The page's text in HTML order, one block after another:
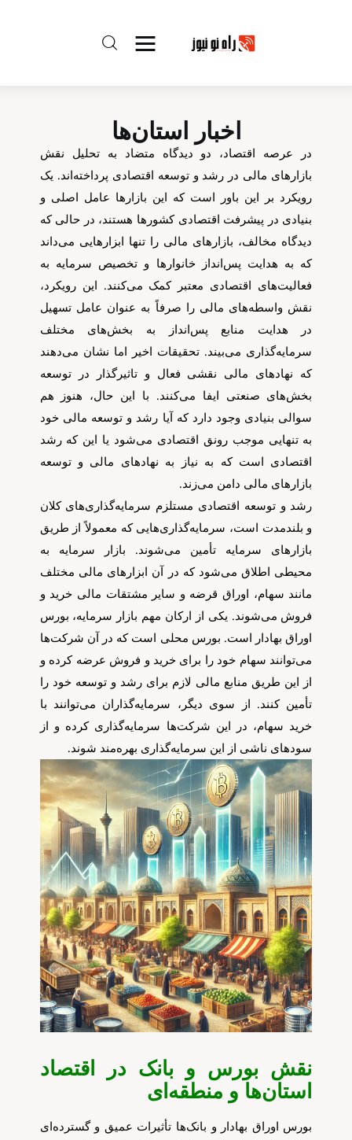
اخبار استان‌ها
در عرصه اقتصاد، دو دیدگاه متضاد به تحلیل نقش
بازارهای مالی در رشد و توسعه اقتصادی پرداخته‌اند. یک
رویکرد بر این باور است که این بازارها عامل اصلی و
بنیادی در پیشرفت اقتصادی کشورها هستند، در حالی که
دیدگاه مخالف، بازارهای مالی را تنها ابزارهایی می‌داند
که به هدایت پس‌انداز خانوارها و تخصیص سرمایه به
فعالیت‌های اقتصادی معتبر کمک می‌کنند. این رویکرد،
نقش واسطه‌های مالی را صرفاً به عنوان عامل تسهیل
در هدایت منابع پس‌انداز به بخش‌های مختلف
سرمایه‌گذاری می‌بیند. تحقیقات اخیر اما نشان می‌دهند
که نهادهای مالی نقشی فعال و تاثیرگذار در توسعه
بخش‌های صنعتی ایفا می‌کنند. با این حال، هنوز هم
سوالی بنیادی وجود دارد که آیا رشد و توسعه مالی خود
به تنهایی موجب رونق اقتصادی می‌شود یا این که رشد
اقتصادی است که به نیاز به نهادهای مالی و توسعه
بازارهای مالی دامن می‌زند.
رشد و توسعه اقتصادی مستلزم سرمایه‌گذاری‌های کلان
و بلندمدت است، سرمایه‌گذاری‌هایی که معمولاً از طریق
بازارهای سرمایه تأمین می‌شوند. بازار سرمایه به
محیطی اطلاق می‌شود که در آن ابزارهای مالی مختلف
مانند سهام، اوراق قرضه و سایر مشتقات مالی خرید و
فروش می‌شوند. یکی از ارکان مهم بازار سرمایه، بورس
اوراق بهادار است. بورس محلی است که در آن شرکت‌ها
می‌توانند سهام خود را برای خرید و فروش عرضه کرده و
از این طریق منابع مالی لازم برای رشد و توسعه خود را
تأمین کنند. از سوی دیگر، سرمایه‌گذاران می‌توانند با
خرید سهام، در این شرکت‌ها سرمایه‌گذاری کرده و از
سودهای ناشی از این سرمایه‌گذاری بهره‌مند شوند.
نقش بورس و بانک در اقتصاد
استان‌ها و منطقه‌ای
بورس اوراق بهادار و بانک‌ها تأثیرات عمیق و گسترده‌ای
درباره راه‌ نو نیوز
ارتباط با راه‌ نو نیوز
حفظ حریم شخصی
قوانین بازنشر
تبلیغات راه نو نیوز
آوین دیلی
تک کده
پایگاه خبری آبان
خرید موتور ایمپلنت